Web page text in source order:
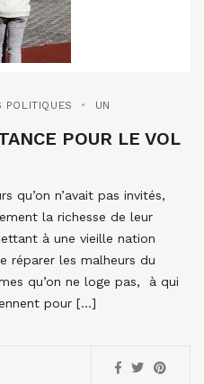
POLITIQUES
UN
POUR LE VOL
qu’on n’avait pas invités,
la richesse de leur
à une vieille nation
réparer les malheurs du
qu’on ne loge pas, à qui
pour […]